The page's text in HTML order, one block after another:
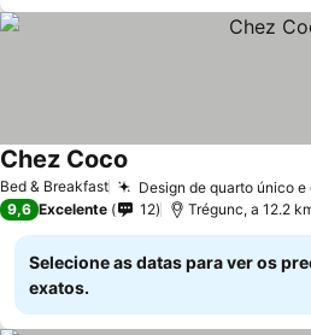
Bed & Breakfast Design de quarto único e
Chez Coco
9,6 Excelente 12 Trégunc, a 12.2
Selecione as datas para ver os
exatos.